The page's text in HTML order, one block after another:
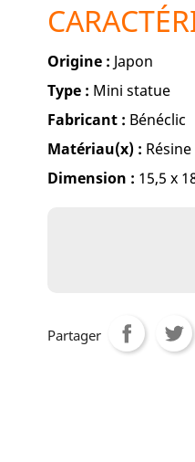
Origine : Japon
Type : Mini statue
Fabricant : Bénéclic
Matériau(x) : Résine
Dimension : 15,5 x
Partager